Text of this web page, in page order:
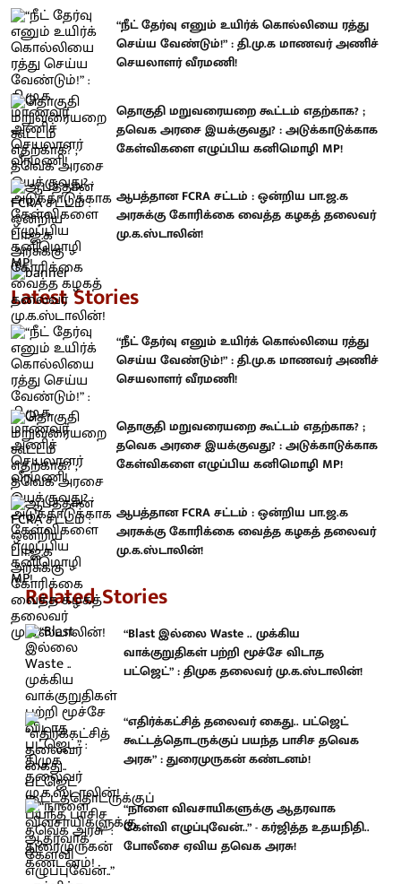
“நீட் தேர்வு எனும் உயிர்க் கொல்லியை ரத்து
செய்ய வேண்டும்!” : தி.மு.க மாணவர் அணிச்
செயலாளர் வீரமணி!
தொகுதி மறுவரையறை கூட்டம் எதற்காக? ;
தவெக அரசை இயக்குவது? : அடுக்காடுக்காக
கேள்விகளை எழுப்பிய கனிமொழி MP!
ஆபத்தான FCRA சட்டம் : ஒன்றிய பா.ஜ.க
அரசுக்கு கோரிக்கை வைத்த கழகத் தலைவர்
மு.க.ஸ்டாலின்!
Latest Stories
“நீட் தேர்வு எனும் உயிர்க் கொல்லியை ரத்து
செய்ய வேண்டும்!” : தி.மு.க மாணவர் அணிச்
செயலாளர் வீரமணி!
தொகுதி மறுவரையறை கூட்டம் எதற்காக? ;
தவெக அரசை இயக்குவது? : அடுக்காடுக்காக
கேள்விகளை எழுப்பிய கனிமொழி MP!
ஆபத்தான FCRA சட்டம் : ஒன்றிய பா.ஜ.க
அரசுக்கு கோரிக்கை வைத்த கழகத் தலைவர்
மு.க.ஸ்டாலின்!
Related Stories
“Blast இல்லை Waste .. முக்கிய
வாக்குறுதிகள் பற்றி மூச்சே விடாத
பட்ஜெட்” : திமுக தலைவர் மு.க.ஸ்டாலின்!
“எதிர்க்கட்சித் தலைவர் கைது.. பட்ஜெட்
கூட்டத்தொடருக்குப் பயந்த பாசிச தவெக
அரசு” : துரைமுருகன் கண்டனம்!
“நாளை விவசாயிகளுக்கு ஆதரவாக
கேள்வி எழுப்புவேன்..” - கர்ஜித்த உதயநிதி..
போலீசை ஏவிய தவெக அரசு!